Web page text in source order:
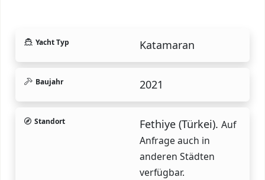
Yacht Typ Katamaran
Baujahr 2021
Standort Fethiye (Türkei). Auf
Anfrage auch in
anderen Städten
verfügbar.